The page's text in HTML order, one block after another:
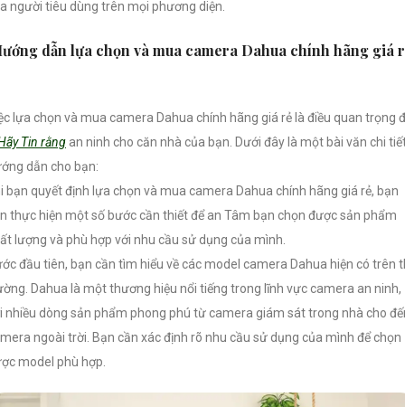
người tiêu dùng trên mọi phương diện.
dẫn lựa chọn và mua camera Dahua chính hãng giá
lựa chọn và mua camera Dahua chính hãng giá rẻ là điều quan trọng
Tin rằng an ninh cho căn nhà của bạn. Dưới đây là một bài văn chi
dẫn cho bạn:
bạn quyết định lựa chọn và mua camera Dahua chính hãng giá rẻ, bạn
thực hiện một số bước cần thiết để an Tâm bạn chọn được sản phẩm
lượng và phù hợp với nhu cầu sử dụng của mình.
đầu tiên, bạn cần tìm hiểu về các model camera Dahua hiện có trên
Dahua là một thương hiệu nổi tiếng trong lĩnh vực camera an ninh,
nhiều dòng sản phẩm phong phú từ camera giám sát trong nhà cho
ngoài trời. Bạn cần xác định rõ nhu cầu sử dụng của mình để chọn
model phù hợp.